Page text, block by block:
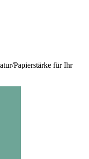
Papierstärke für Ihr